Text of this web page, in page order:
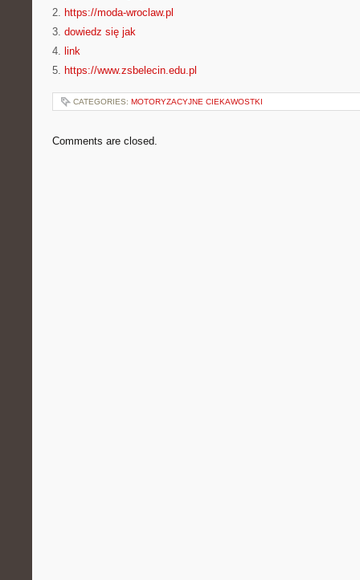
2. https://moda-wroclaw.pl
3. dowiedz się jak
4. link
5. https://www.zsbelecin.edu.pl
CATEGORIES: MOTORYZACYJNE CIEKAWOSTKI
Comments are closed.